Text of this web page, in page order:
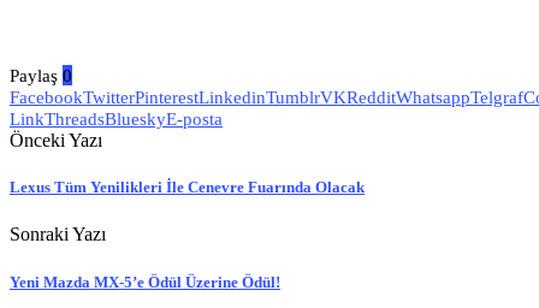
Paylaş 0
FacebookTwitterPinterestLinkedinTumblrVKRedditWhatsappTelgraf
LinkThreadsBlueskyE-posta
Önceki Yazı
Lexus Tüm Yenilikleri İle Cenevre Fuarında Olacak
Sonraki Yazı
Yeni Mazda MX-5’e Ödül Üzerine Ödül!